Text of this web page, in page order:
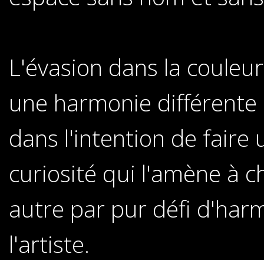
L'évasion dans la
une harmonie
dans l'intention de faire
curiosité qui l'amène à
autre par pur défi
l'artiste.